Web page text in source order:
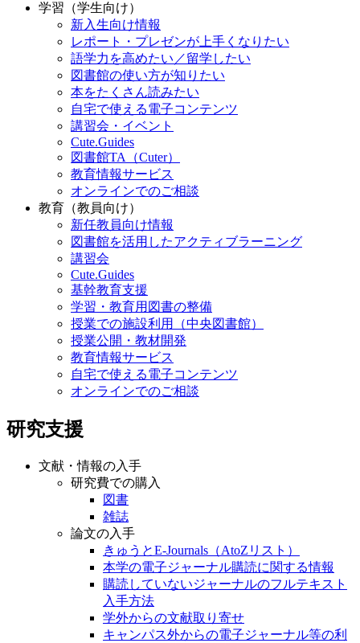
学習（学生向け）
新入生向け情報
レポート・プレゼンが上手くなりたい
語学力を高めたい／留学したい
図書館の使い方が知りたい
本をたくさん読みたい
自宅で使える電子コンテンツ
講習会・イベント
Cute.Guides
図書館TA（Cuter）
教育情報サービス
オンラインでのご相談
教育（教員向け）
新任教員向け情報
図書館を活用したアクティブラーニング
講習会
Cute.Guides
基幹教育支援
学習・教育用図書の整備
授業での施設利用（中央図書館）
授業公開・教材開発
教育情報サービス
自宅で使える電子コンテンツ
オンラインでのご相談
研究支援
文献・情報の入手
研究費での購入
図書
雑誌
論文の入手
きゅうとE-Journals（AtoZリスト）
本学の電子ジャーナル購読に関する情報
購読していないジャーナルのフルテキスト
入手方法
学外からの文献取り寄せ
キャンパス外からの電子ジャーナル等の利